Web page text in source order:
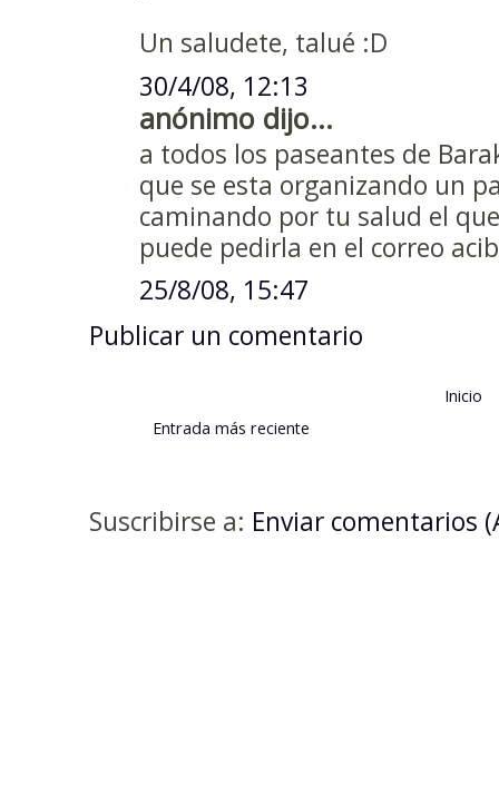
Un saludete, talué :D
30/4/08, 12:13
anónimo dijo...
a todos los paseantes de
que se esta organizando un
caminando por tu salud el
puede pedirla en el correo
25/8/08, 15:47
Publicar un comentario
Entrada más reciente
Inicio
Suscribirse a: Enviar comentarios